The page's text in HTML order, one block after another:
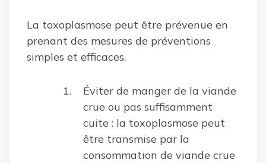
La toxoplasmose peut être prévenue en
prenant des mesures de préventions
simples et efficaces.
Éviter de manger de la viande
crue ou pas suffisamment
cuite : la toxoplasmose peut
être transmise par la
consommation de viande crue